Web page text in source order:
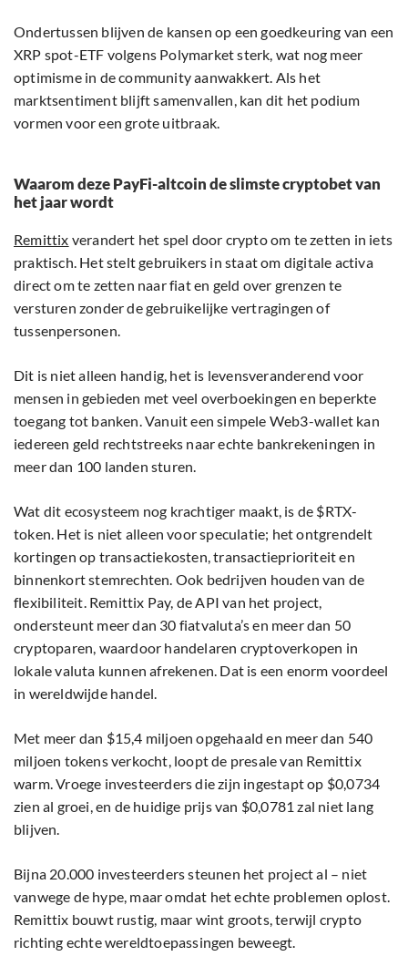
Ondertussen blijven de kansen op een goedkeuring van een
XRP spot-ETF volgens Polymarket sterk, wat nog meer
optimisme in de community aanwakkert. Als het
marktsentiment blijft samenvallen, kan dit het podium
vormen voor een grote uitbraak.
Waarom deze PayFi-altcoin de slimste cryptobet van
het jaar wordt
Remittix verandert het spel door crypto om te zetten in iets
praktisch. Het stelt gebruikers in staat om digitale activa
direct om te zetten naar fiat en geld over grenzen te
versturen zonder de gebruikelijke vertragingen of
tussenpersonen.
Dit is niet alleen handig, het is levensveranderend voor
mensen in gebieden met veel overboekingen en beperkte
toegang tot banken. Vanuit een simpele Web3-wallet kan
iedereen geld rechtstreeks naar echte bankrekeningen in
meer dan 100 landen sturen.
Wat dit ecosysteem nog krachtiger maakt, is de $RTX-
token. Het is niet alleen voor speculatie; het ontgrendelt
kortingen op transactiekosten, transactieprioriteit en
binnenkort stemrechten. Ook bedrijven houden van de
flexibiliteit. Remittix Pay, de API van het project,
ondersteunt meer dan 30 fiatvaluta’s en meer dan 50
cryptoparen, waardoor handelaren cryptoverkopen in
lokale valuta kunnen afrekenen. Dat is een enorm voordeel
in wereldwijde handel.
Met meer dan $15,4 miljoen opgehaald en meer dan 540
miljoen tokens verkocht, loopt de presale van Remittix
warm. Vroege investeerders die zijn ingestapt op $0,0734
zien al groei, en de huidige prijs van $0,0781 zal niet lang
blijven.
Bijna 20.000 investeerders steunen het project al – niet
vanwege de hype, maar omdat het echte problemen oplost.
Remittix bouwt rustig, maar wint groots, terwijl crypto
richting echte wereldtoepassingen beweegt.